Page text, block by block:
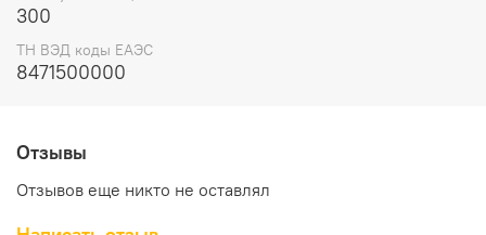
300
ТН ВЭД коды ЕАЭС
8471500000
Отзывы
Отзывов еще никто не оставлял